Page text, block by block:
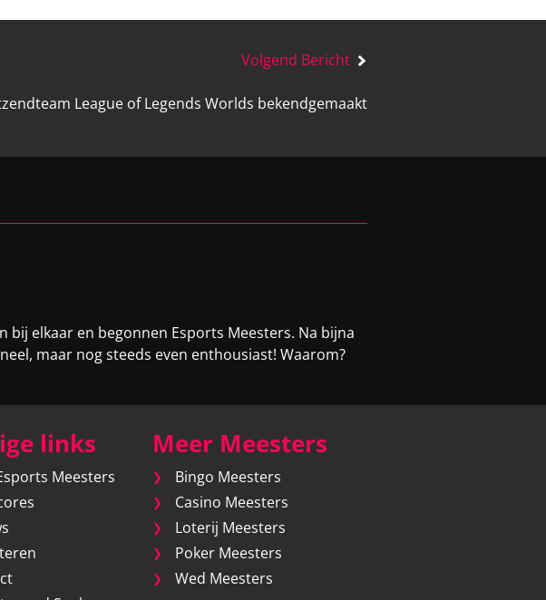
Volgend Bericht
League of Legends Worlds bekendgemaakt
elkaar en begonnen Esports Meesters. Na bijna
maar nog steeds even enthousiast! Waarom?
links
Meesters
Meer Meesters
Bingo Meesters
Casino Meesters
Loterij Meesters
Poker Meesters
Wed Meesters